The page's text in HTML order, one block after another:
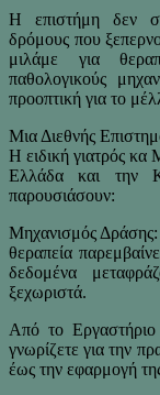
Η επιστήμη δεν
δρόμους που
μιλάμε για
παθολογικούς
προοπτική για το
Μια Διεθνής
Η ειδική γιατρός κα
Ελλάδα και την
παρουσιάσουν:
Μηχανισμός
θεραπεία
δεδομένα
ξεχωριστά.
Από το
γνωρίζετε για την
έως την εφαρμογή